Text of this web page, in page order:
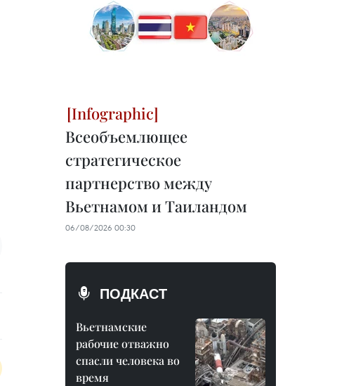
Всеобъемлющее
стратегическое
партнерство между
Вьетнамом и Таиландом
06/08/2026 00:30
ПОДКАСТ
Вьетнамские
рабочие отважно
спасли человека во
время